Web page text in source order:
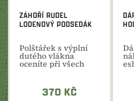
ZÁHOŘÍ RUDEL
LODENOVÝ PODSEDÁK
Polštářek s výplní
dutého vlákna
oceníte při všech
toulkách přírodou....
370 KČ